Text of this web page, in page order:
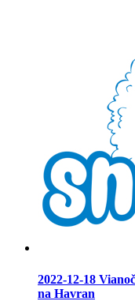
2022-12-18
na Havran